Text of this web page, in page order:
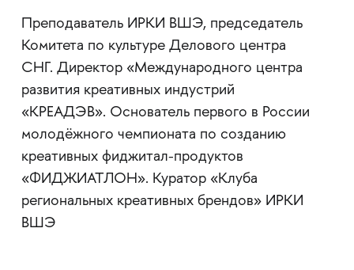
Преподаватель ИРКИ ВШЭ, председатель
Комитета по культуре Делового центра
СНГ. Директор «Международного центра
развития креативных индустрий
«КРЕАДЭВ». Основатель первого в России
молодёжного чемпионата по созданию
креативных фиджитал-продуктов
«ФИДЖИАТЛОН». Куратор «Клуба
региональных креативных брендов» ИРКИ
ВШЭ